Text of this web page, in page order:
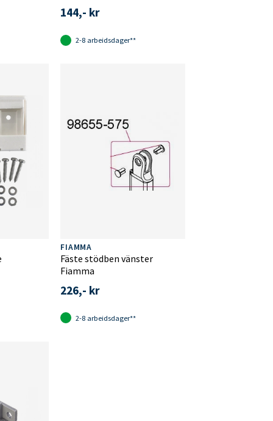
144,- kr
2-8 arbeidsdager**
FIAMMA
Fäste stödben vänster
Fiamma
226,- kr
2-8 arbeidsdager**